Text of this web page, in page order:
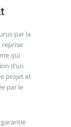
par la
qui
d’un
projet et
par le